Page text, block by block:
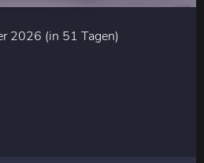
2026 (in 51 Tagen)